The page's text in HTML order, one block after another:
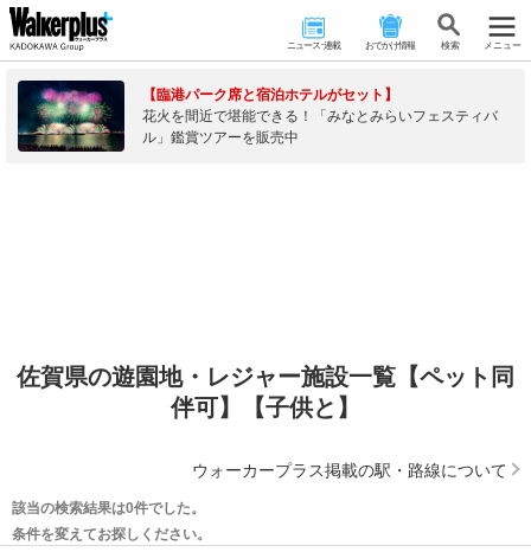
ニュース･連載 おでかけ情報 検 索 メニュー
【臨港パーク席と宿泊ホテルがセット】
花火を間近で堪能できる！「みなとみらいフェスティバ
ル」鑑賞ツアーを販売中
佐賀県の遊園地・レジャー施設一覧【ペット同
伴可】【子供と】
ウォーカープラス掲載の駅・路線について
該当の検索結果は0件でした。
条件を変えてお探しください。